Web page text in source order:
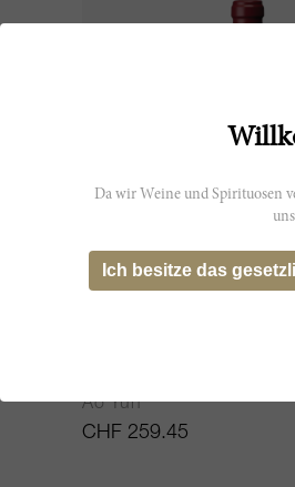
Ao Yun
CHF 259.45
Da wir Weine und Spirituosen
Ich besitze das